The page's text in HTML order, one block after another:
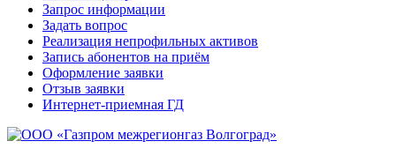
Запрос информации
Задать вопрос
Реализация непрофильных активов
Запись абонентов на приём
Оформление заявки
Отзыв заявки
Интернет-приемная ГД